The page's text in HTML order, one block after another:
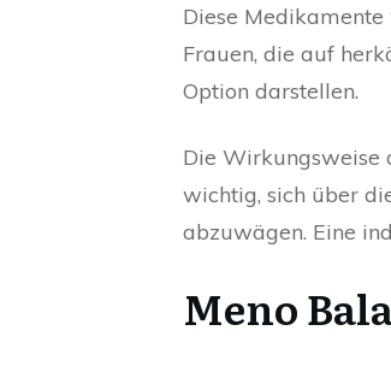
Diese
Frauen, die auf
Option darstellen.
Die Wirkungsweise
wichtig, sich über
abzuwägen. Eine
Meno